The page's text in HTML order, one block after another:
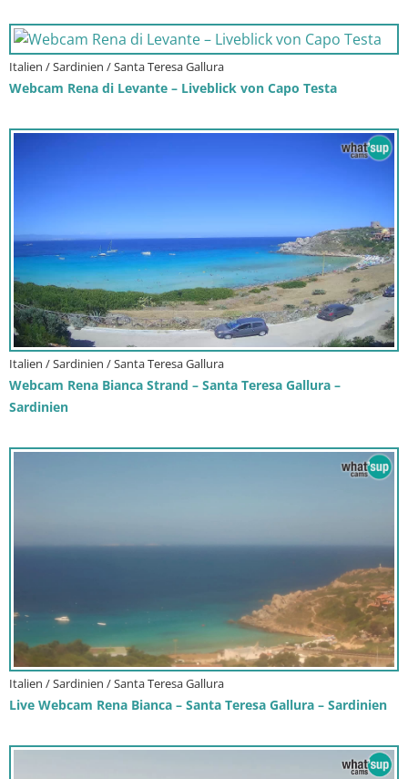
Italien / Sardinien / Santa Teresa Gallura
Webcam Rena di Levante – Liveblick von Capo Testa
Italien / Sardinien / Santa Teresa Gallura
Webcam Rena Bianca Strand – Santa Teresa Gallura –
Sardinien
Italien / Sardinien / Santa Teresa Gallura
Live Webcam Rena Bianca – Santa Teresa Gallura – Sardinien